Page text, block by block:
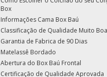
Box
Informações Cama Box Baú
Classificação de Qualidade Muito Boa
Garantia de Fabrica de 90 Dias
Matelassê Bordado
Abertura do Box Baú Frontal
Certificação de Qualidade Aprovada